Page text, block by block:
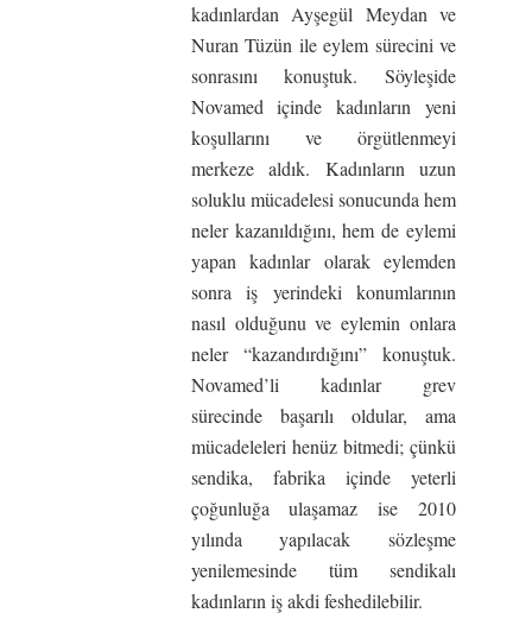
kadınlardan Ayşegül Meydan ve
Nuran Tüzün ile eylem sürecini ve
sonrasını konuştuk. Söyleşide
Novamed içinde kadınların yeni
koşullarını ve örgütlenmeyi
merkeze aldık. Kadınların uzun
soluklu mücadelesi sonucunda hem
neler kazanıldığını, hem de eylemi
yapan kadınlar olarak eylemden
sonra iş yerindeki konumlarının
nasıl olduğunu ve eylemin onlara
neler “kazandırdığını” konuştuk.
Novamed’li kadınlar grev
sürecinde başarılı oldular, ama
mücadeleleri henüz bitmedi; çünkü
sendika, fabrika içinde yeterli
çoğunluğa ulaşamaz ise 2010
yılında yapılacak sözleşme
yenilemesinde tüm sendikalı
kadınların iş akdi feshedilebilir.